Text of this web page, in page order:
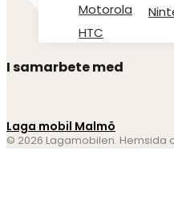
Motorola
HTC
I samarbete med
Laga mobil Malmö
© 2026 Lagamobilen. Hemsida